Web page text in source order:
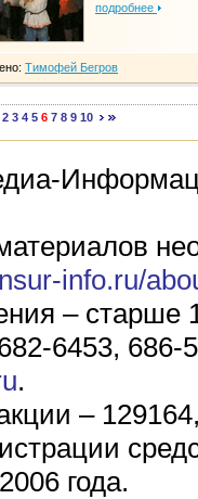
подробнее
Тимофей Бегров
2 3 4 5 6 7 8 9 10
info.ru/
– старше
6453, 686-
.
–
года.